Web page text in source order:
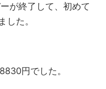
が終了して、初めて
した。
円でした。